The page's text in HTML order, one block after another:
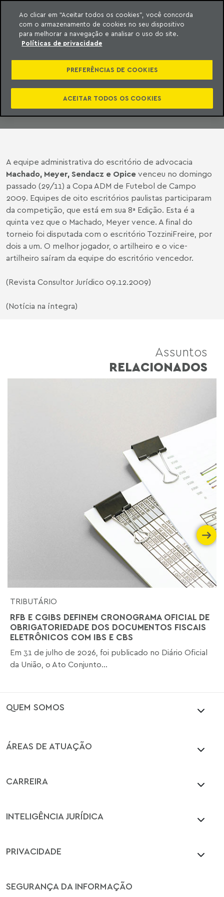
o conteúdo
Machado Meyer
COPA ADM
08 de dezembro de 2009
A equipe administrativa do escritório de advocacia
Machado, Meyer, Sendacz e Opice venceu no domingo
passado (29/11) a Copa ADM de Futebol de Campo
2009. Equipes de oito escritórios paulistas participaram
da competição, que está em sua 8ª Edição. Esta é a
quinta vez que o Machado, Meyer vence. A final do
torneio foi disputada com o escritório TozziniFreire, por
dois a um. O melhor jogador, o artilheiro e o vice-
artilheiro saíram da equipe do escritório vencedor.
(Revista Consultor Jurídico 09.12.2009)
(Notícia na íntegra)
Assuntos
RELACIONADOS
TRIBUTÁRIO
RFB E CGIBS DEFINEM CRONOGRAMA OFICIAL DE
OBRIGATORIEDADE DOS DOCUMENTOS FISCAIS
ELETRÔNICOS COM IBS E CBS
Em 31 de julho de 2026, foi publicado no Diário Oficial
da União, o Ato Conjunto...
QUEM SOMOS
ÁREAS DE ATUAÇÃO
CARREIRA
INTELIGÊNCIA JURÍDICA
PRIVACIDADE
SEGURANÇA DA INFORMAÇÃO
Ao clicar em “Aceitar todos os cookies”, você concorda
com o armazenamento de cookies no seu dispositivo
para melhorar a navegação e analisar o uso do site.
Políticas de privacidade
PREFERÊNCIAS DE COOKIES
ACEITAR TODOS OS COOKIES